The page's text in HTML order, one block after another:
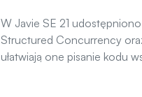
W Javie SE 21
Structured Concurrency
ułatwiają one pisanie kodu